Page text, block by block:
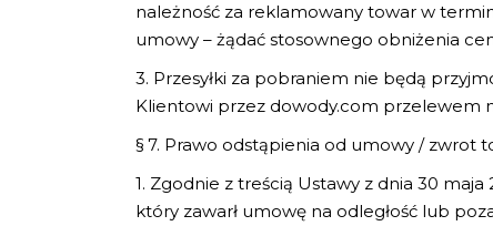
należność za reklamowany towar w
umowy – żądać stosownego obniżenia
3. Przesyłki za pobraniem nie będą
Klientowi przez dowody.com przelewem
§ 7. Prawo odstąpienia od umowy / zwrot
1. Zgodnie z treścią Ustawy z dnia 30
który zawarł umowę na odległość lub